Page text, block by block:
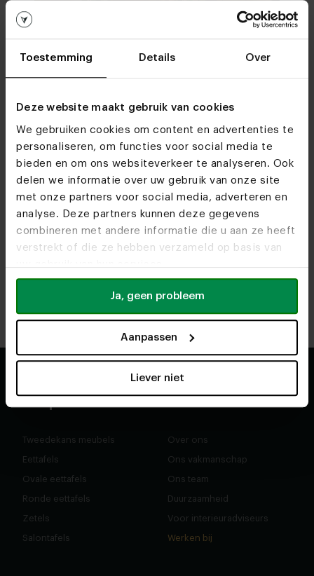
Toestemming Details Over
Deze website maakt gebruik van cookies
We gebruiken cookies om content en advertenties te
personaliseren, om functies voor social media te
bieden en om ons websiteverkeer te analyseren. Ook
delen we informatie over uw gebruik van onze site
met onze partners voor social media, adverteren en
analyse. Deze partners kunnen deze gegevens
combineren met andere informatie die u aan ze heeft
verstrekt of die ze hebben verzameld op basis van
Ja, geen probleem
Aanpassen
Liever niet
Ontdek alles over onze woonwinkels.
Route
Rotterdam
Route
Shop
Tweedekans meubels
Eettafels
Ovale eettafels
Ronde eettafels
Zetels
Salontafels
Over ons
Over ons
Ons vakmanschap
Ons team
Duurzaamheid
Voor interieuradviseurs
Werken bij